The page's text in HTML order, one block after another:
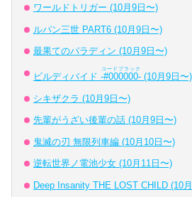
ワールドトリガー (10月9日〜)
ルパン三世 PART6 (10月9日〜)
最果てのパラディン (10月9日〜)
ビルディバイド -#000000-
コードブラック
(10月9日〜)
シキザクラ (10月9日〜)
先輩がうざい後輩の話 (10月9日〜)
鬼滅の刃 無限列車編 (10月10日〜)
逆転世界ノ電池少女 (10月11日〜)
Deep Insanity THE LOST CHILD (10